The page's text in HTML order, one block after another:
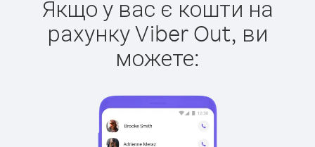
Якщо у вас є кошти на
рахунку Viber Out, ви
можете: